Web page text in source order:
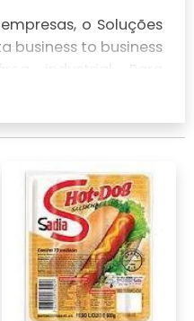
o Soluções
business to business
industrial. Para
de Embalagem a
em um ou mais dos